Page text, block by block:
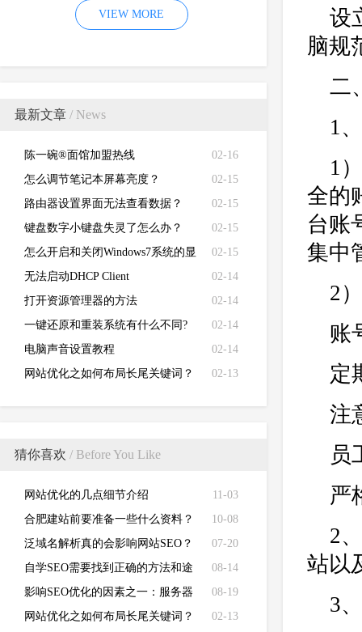
VIEW MORE
最新文章 / News
02-16
陈一碗®面馆加盟热线
02-15
怎么调节笔记本屏幕亮度？
02-15
路由器设置界面无法查看数据？
02-15
键盘数字小键盘失灵了怎么办？
02-15
怎么开启和关闭Windows7系统的显
卡硬件加速功能
02-14
无法启动DHCP Client
02-14
打开资源管理器的方法
02-14
一键还原和重装系统有什么不同?
02-14
电脑声音设置教程
02-13
网站优化之如何布局长尾关键词？
猜你喜欢 / Before You Like
11-03
网站优化的几点细节介绍
10-08
合肥建站前要准备一些什么资料？
07-20
泛域名解析真的会影响网站SEO？
08-14
自学SEO需要找到正确的方法和途
径
08-19
影响SEO优化的因素之一：服务器
配置的好坏
02-13
网站优化之如何布局长尾关键词？
设
脑规
二
1
1
全的
台账
集中
2
账
定
注
员
严
2
站以
3